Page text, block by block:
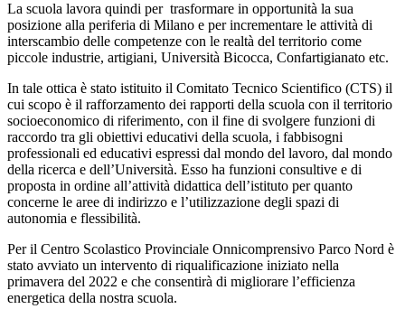
La scuola lavora quindi per trasformare in opportunità la sua
posizione alla periferia di Milano e per incrementare le attività di
interscambio delle competenze con le realtà del territorio come
piccole industrie, artigiani, Università Bicocca, Confartigianato etc.
In tale ottica è stato istituito il Comitato Tecnico Scientifico (CTS) il
cui scopo è il rafforzamento dei rapporti della scuola con il territorio
socioeconomico di riferimento, con il fine di svolgere funzioni di
raccordo tra gli obiettivi educativi della scuola, i fabbisogni
professionali ed educativi espressi dal mondo del lavoro, dal mondo
della ricerca e dell’Università. Esso ha funzioni consultive e di
proposta in ordine all’attività didattica dell’istituto per quanto
concerne le aree di indirizzo e l’utilizzazione degli spazi di
autonomia e flessibilità.
Per il Centro Scolastico Provinciale Onnicomprensivo Parco Nord è
stato avviato un intervento di riqualificazione iniziato nella
primavera del 2022 e che consentirà di migliorare l’efficienza
energetica della nostra scuola.